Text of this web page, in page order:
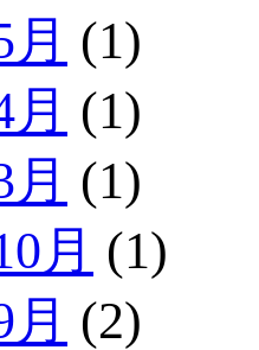
(1)
(1)
(1)
月 (1)
(2)